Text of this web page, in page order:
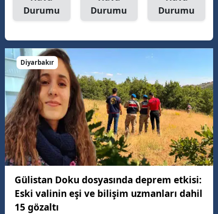
Durumu
Durumu
Durumu
Diyarbakır
Gülistan Doku dosyasında deprem etkisi:
Eski valinin eşi ve bilişim uzmanları dahil
15 gözaltı